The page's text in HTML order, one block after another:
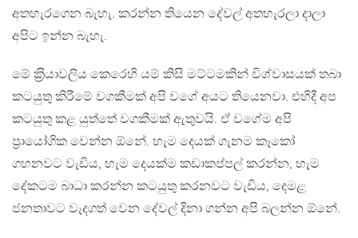
අතහැරගෙන බැහැ. කරන්න තියෙන දේවල් අතහැරලා දාලා
අපිට ඉන්න බැහැ.
මේ ක‍්‍රියාවලිය කෙරෙහි යම් කිසි මට්ටමකින් විශ්වාසයක් තබා
කටයුතු කිරීමේ වගකීමක් අපි වගේ අයට තියෙනවා. එහිදී අප
කටයුතු කළ යුත්තේ වගකීමක් ඇතුවයි. ඒ වගේම අපි
ප‍්‍රායෝගික වෙන්න ඕනේ. හැම දෙයක් ගැනම කෑකෝ
ගහනවට වැඩිය, හැම දෙයක්ම කඩාකප්පල් කරන්න, හැම
දේකටම බාධා කරන්න කටයුතු කරනවට වැඩිය, දෙමළ
ජනතාවට වැදගත් වෙන දේවල් දිනා ගන්න අපි බලන්න ඕනේ.